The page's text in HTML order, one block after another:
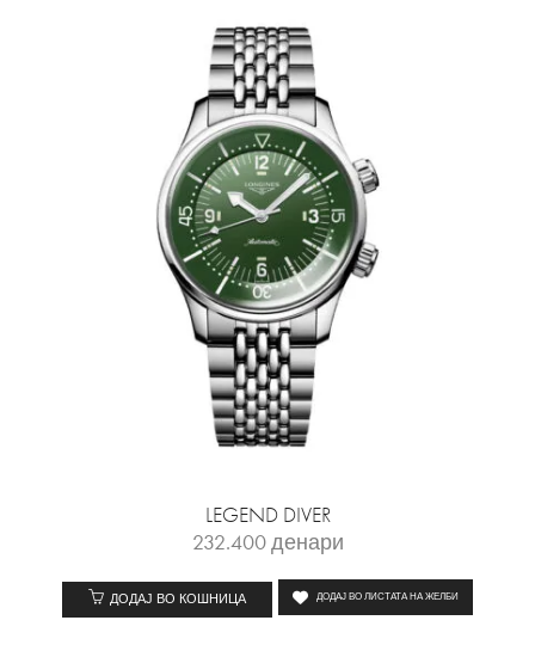
LEGEND DIVER
232.400денари
ДОДАЈ ВО КОШНИЦА ДОДАЈ ВО ЛИСТАТА НА ЖЕЛБИ